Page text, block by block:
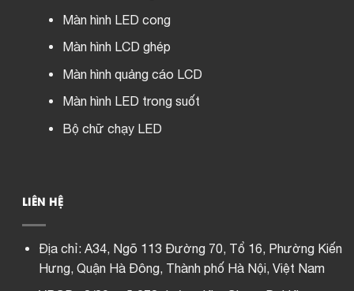
Màn hình LED cong
Màn hình LCD ghép
Màn hình quảng cáo LCD
Màn hình LED trong suốt
Bộ chữ chạy LED
LIÊN HỆ
Địa chỉ: A34, Ngõ 113 Đường 70, Tổ 16, Phường Kiến
Hưng, Quận Hà Đông, Thành phố Hà Nội, Việt Nam